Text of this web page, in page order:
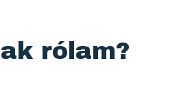
rólam?